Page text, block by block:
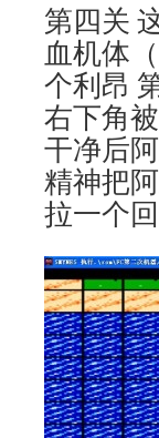
第四关
血机体
个利昂
右下角
干净后
精神把
拉一个